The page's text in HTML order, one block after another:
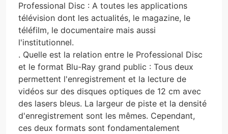
Professional Disc : A toutes les applications
télévision dont les actualités, le magazine, le
téléfilm, le documentaire mais aussi
l'institutionnel.
. Quelle est la relation entre le Professional Disc
et le format Blu-Ray grand public : Tous deux
permettent l'enregistrement et la lecture de
vidéos sur des disques optiques de 12 cm avec
des lasers bleus. La largeur de piste et la densité
d'enregistrement sont les mêmes. Cependant,
ces deux formats sont fondamentalement